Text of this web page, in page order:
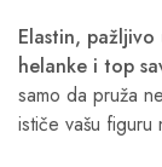
Elastin,
helanke i top
samo da pruža
ističe vašu figuru